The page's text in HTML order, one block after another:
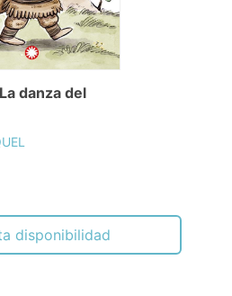
danza del
disponibilidad